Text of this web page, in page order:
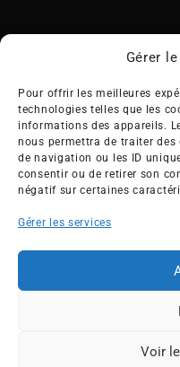
Gérer
Pour offrir les meilleures
technologies telles que les
informations des appareils.
nous permettra de traiter des
de navigation ou les ID
consentir ou de retirer son
négatif sur certaines
Gérer les services
Voir
Créée en 1992,
l’Environnement (EPE)
entreprises françaises et
aux enjeux d’une
Nos membres